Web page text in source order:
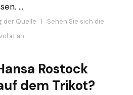
...
der Quelle | Sehen Sie sich die
an
Rostock
dem Trikot?